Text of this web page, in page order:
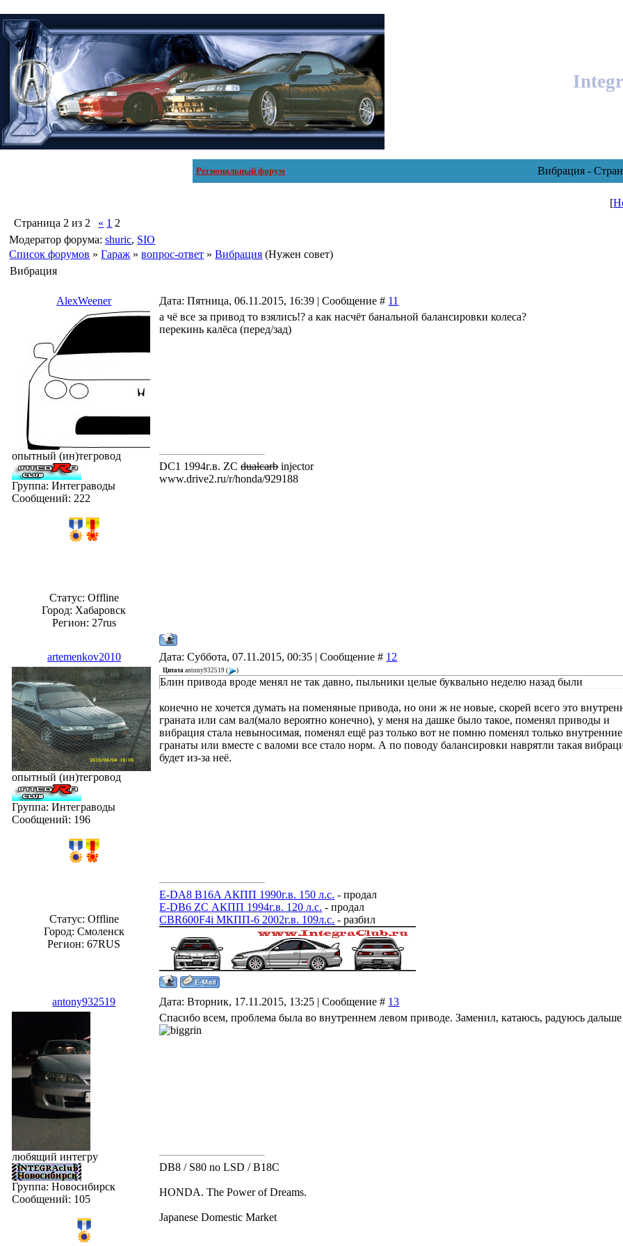
Региональный форум Вибрация -
[
Страница 2 из 2 « 1 2
Модератор форума:shuric, SIO
Список форумов » Гараж » вопрос-ответ » Вибрация (Нужен совет)
Вибрация
AlexWeener Дата: Пятница, 06.11.2015, 16:39 | Сообщение # 11
опытный (ин)тегровод
Группа: Интеграводы
Сообщений: 222
Статус: Offline
Город: Хабаровск
Регион: 27rus
а чё все за привод то взялись!? а как насчёт банальной балансировки колеса?
перекинь калёса (перед/зад)
DC1 1994г.в. ZCdualcarbinjector
www.drive2.ru/r/honda/929188
artemenkov2010 Дата: Суббота, 07.11.2015, 00:35 | Сообщение # 12
опытный (ин)тегровод
Группа: Интеграводы
Сообщений: 196
Статус: Offline
Город: Смоленск
Регион: 67RUS
Цитата antony932519 ( )
Блин привода вроде менял не так давно, пыльники целые буквально неделю назад были
конечно не хочется думать на поменяные привода, но они ж не новые, скорей всего это
граната или сам вал(мало вероятно конечно), у меня на дашке было такое, поменял приводы и
вибрация стала невыносимая, поменял ещё раз только вот не помню поменял только внутренние
гранаты или вместе с валоми все стало норм. А по поводу балансировки наврятли такая
будет из-за неё.
E-DA8 B16A АКПП 1990г.в. 150 л.с. - продал
E-DB6 ZC АКПП 1994г.в. 120 л.с. - продал
CBR600F4i МКПП-6 2002г.в. 109л.с. - разбил
antony932519 Дата: Вторник, 17.11.2015, 13:25 | Сообщение # 13
любящий интегру
Группа: Новосибирск
Сообщений: 105
Спасибо всем, проблема была во внутреннем левом приводе. Заменил, катаюсь, радуюсь дальше
DB8 / S80 no LSD / B18C
HONDA. The Power of Dreams.
Japanese Domestic Market